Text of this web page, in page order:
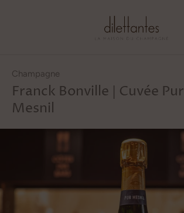
contenu
Champagne
Franck Bonville | Cuvée Pur
Mesnil